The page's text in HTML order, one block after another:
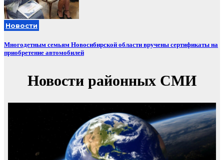
Новости
Многодетным семьям Новосибирской области вручены сертификаты на
приобретение автомобилей